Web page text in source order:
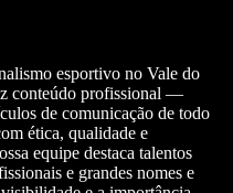
esportivo no Vale do
conteúdo profissional —
de comunicação de todo
ética, qualidade e
equipe destaca talentos
e grandes nomes e